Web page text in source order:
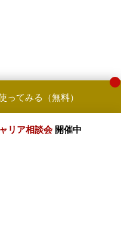
ってみる（無料）
リア相談会 開催中